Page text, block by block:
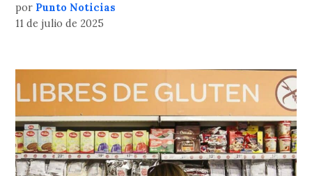
por Punto Noticias
11 de julio de 2025